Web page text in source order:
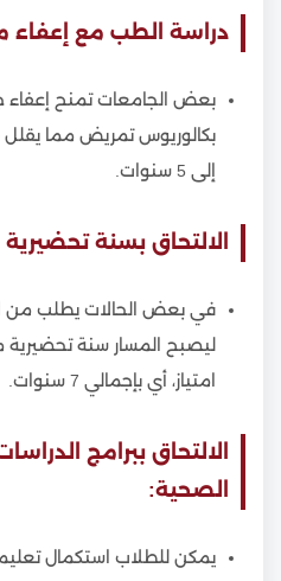
دراسة الطب مع
بعض الجامعات تمنح إعفاء
إلى 5 سنوات.
الالتحاق بسنة
في بعض الحالات يطلب من
امتياز، أي بإجمالي 7 سنوات.
الالتحاق ببرامج
الصحية:
يمكن للطلاب استكمال